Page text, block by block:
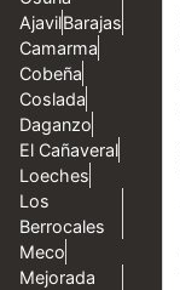
AjavilBarajas
Camarma
Cobeña
Coslada
Daganzo
El Cañaveral
Loeches
Los
Berrocales
Meco
Mejorada